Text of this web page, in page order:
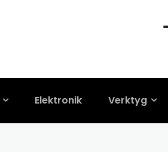
Elektronik Verktyg
pulsbälte